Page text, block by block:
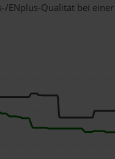
ENplus-Qualität bei